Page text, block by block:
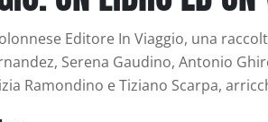
Editore In Viaggio, una
Serena Gaudino, Antonio
Ramondino e Tiziano Scarpa,